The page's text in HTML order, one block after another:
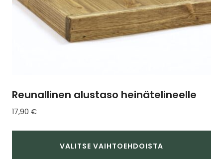
Reunallinen alustaso heinätelineelle
17,90 €
VALITSE VAIHTOEHDOISTA